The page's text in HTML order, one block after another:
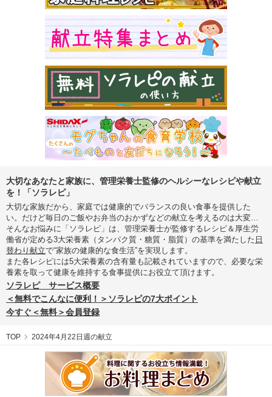
大切なあなたと家族に、管理栄養士監修のヘルシーなレシピや献立
を！「ソラレピ」
大切な家族だから、家庭では健康的でバランスの良い食事を提供した
い。だけど毎日のご飯やお弁当のおかずなどの献立を考えるのは大変…
そんなお悩みに「ソラレピ」は、管理栄養士が監修するレシピ＆厚生労
働省が定める3大栄養素（タンパク質・糖質・脂質）の基準を満たした 日
替わり献立で“家族の健康的な食生活”を実現します。
また各レシピには5大栄養素の含有量も記載されていますので、必要な栄
養素を取って健康を維持する食事提供にお役立て頂けます。
ソラレピ サービス概要
＜無料でこんなに便利！＞ソラレピの7大ポイント
今すぐ＜無料＞会員登録
TOP 2024年4月22日週の献立